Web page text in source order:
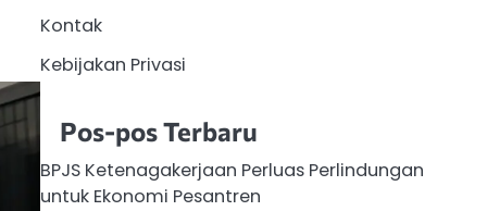
Kontak
Kebijakan Privasi
Pos-pos Terbaru
BPJS Ketenagakerjaan Perluas Perlindungan
untuk Ekonomi Pesantren